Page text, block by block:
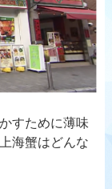
すために薄味
海蟹はどんな